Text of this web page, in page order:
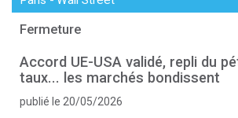
Fermeture
Accord UE-USA validé, repli du
taux... les marchés bondissent
publié le 20/05/2026